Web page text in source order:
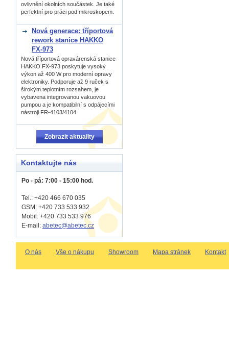
ovlivnění okolních součástek. Je také
perfektní pro práci pod mikroskopem.
Nová generace: tříportová
rework stanice HAKKO
FX-973
Nová tříportová opravárenská stanice
HAKKO FX-973 poskytuje vysoký
výkon až 400 W pro moderní opravy
elektroniky. Podporuje až 9 ruček s
širokým teplotním rozsahem, je
vybavena integrovanou vakuovou
pumpou a je kompatibilní s odpájecími
nástroji FR-4103/4104.
Zobrazit aktuality
Kontaktujte nás
Po - pá: 7:00 - 15:00 hod.
Tel.: +420 466 670 035
GSM: +420 733 533 932
Mobil: +420 733 533 976
E-mail: abetec@abetec.cz
O nás Vše o nákupu Showroom Mapa stránek Kontakt